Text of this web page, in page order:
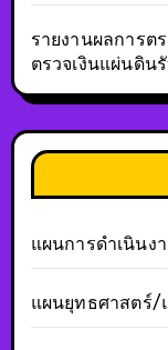
รายงานผลการต
ตรวจเงินแผ่นดิน
แผนการดำเนินง
แผนยุทธศาสตร์